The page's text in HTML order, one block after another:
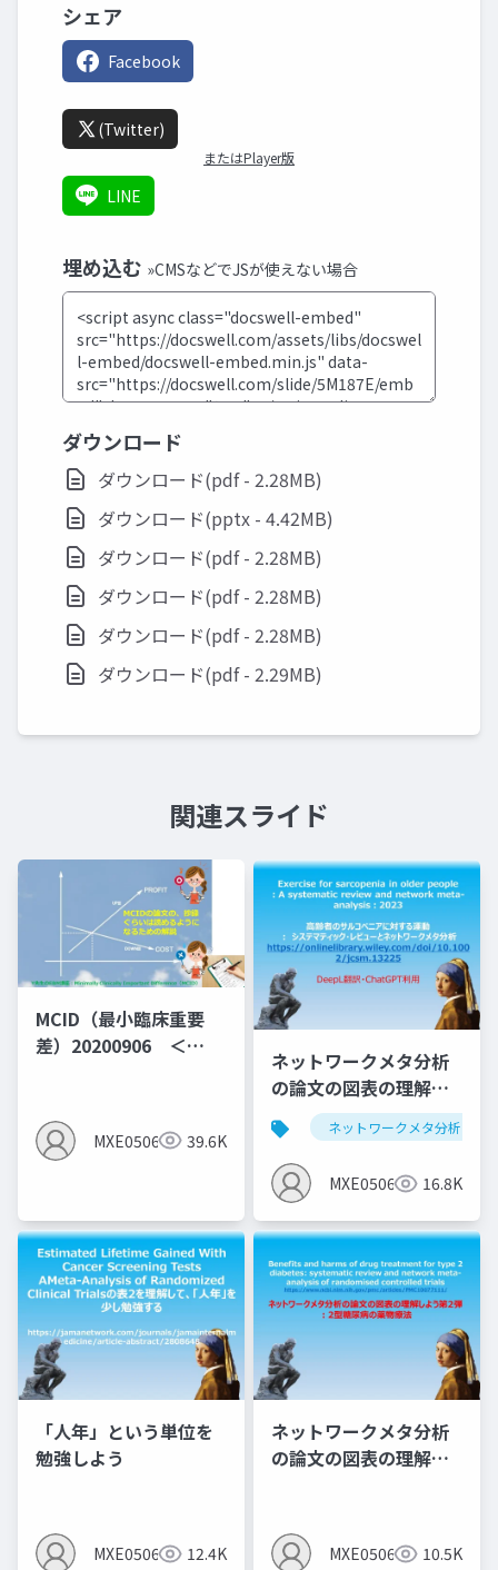
シェア
Facebook
(Twitter)
またはPlayer版
LINE
埋め込む »CMSなどでJSが使えない場合
ダウンロード
ダウンロード(pdf - 2.28MB)
ダウンロード(pptx - 4.42MB)
ダウンロード(pdf - 2.28MB)
ダウンロード(pdf - 2.28MB)
ダウンロード(pdf - 2.28MB)
ダウンロード(pdf - 2.29MB)
関連スライド
MCID（最小臨床重要
差）20200906 ＜
明となっている＞
MXE05064 39.6K
ネットワークメタ分析
の論文の図表の理解し
よう第1弾：サルコペニ
アと運動のNMA
ネットワークメタ分析
MXE05064 16.8K
「人年」という単位を
勉強しよう
MXE05064 12.4K
ネットワークメタ分析
の論文の図表の理解し
MXE05064 10.5K